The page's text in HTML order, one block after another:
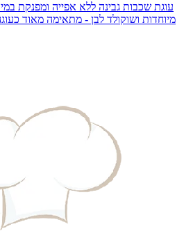
עוגת שכבות גבינה ללא אפייה ומפנקת
מיוחדות ושוקולד לבן - מתאימה מאוד